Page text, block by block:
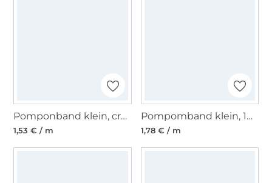
Pomponband klein, crèmekleurig
1,53 € / m
Pompomband klein, 10 mm, roze
1,78 € / m